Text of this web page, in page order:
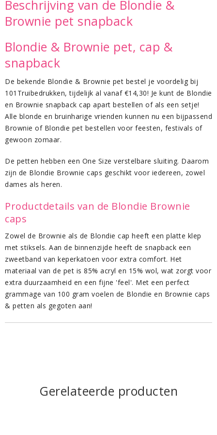
Beschrijving van de Blondie &
Brownie pet snapback
Blondie & Brownie pet, cap &
snapback
De bekende Blondie & Brownie pet bestel je voordelig bij
101Truibedrukken, tijdelijk al vanaf €14,30! Je kunt de Blondie
en Brownie snapback cap apart bestellen of als een setje!
Alle blonde en bruinharige vrienden kunnen nu een bijpassend
Brownie of Blondie pet bestellen voor feesten, festivals of
gewoon zomaar.
De petten hebben een One Size verstelbare sluiting. Daarom
zijn de Blondie Brownie caps geschikt voor iedereen, zowel
dames als heren.
Productdetails van de Blondie Brownie
caps
Zowel de Brownie als de Blondie cap heeft een platte klep
met stiksels. Aan de binnenzijde heeft de snapback een
zweetband van keperkatoen voor extra comfort. Het
materiaal van de pet is 85% acryl en 15% wol, wat zorgt voor
extra duurzaamheid en een fijne 'feel'. Met een perfect
grammage van 100 gram voelen de Blondie en Brownie caps
& petten als gegoten aan!
Gerelateerde producten